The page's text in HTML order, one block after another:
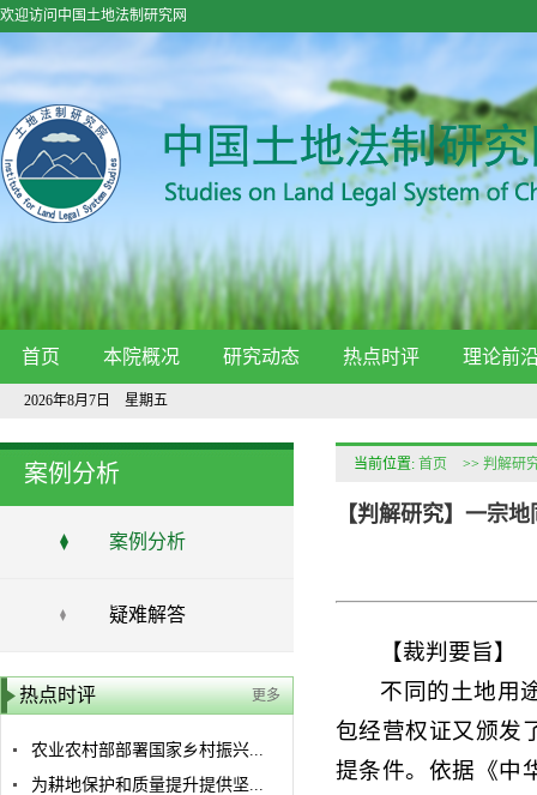
欢迎访问中国土地法制研究网
首页 本院概况 研究动态 热点时评 理论前
2026年8月7日 星期五
案例分析
案例分析
疑难解答
热点时评 更多
农业农村部部署国家乡村振兴...
为耕地保护和质量提升提供坚...
当前位置: 首页 >> 判解研
【判解研究】一宗
【裁判要旨】
不同的土地用
包经营权证又颁发
提条件。依据《中